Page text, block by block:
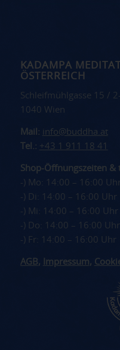
KADAMPA
ÖSTERREICH
Schleifmühlgasse 15 /
1040 Wien
Mail: info@buddha.at
Tel.: +43 1 911 18 41
Shop-Öffnungszeiten &
-) Mo: 14:00 – 16:00
-) Di: 14:00 – 16:00 Uhr
-) Mi: 14:00 – 16:00 Uhr
-) Do: 14:00 – 16:00 Uhr
-) Fr: 14:00 – 16:00 Uhr
AGB , Impressum,